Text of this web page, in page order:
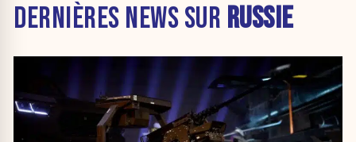
DERNIÈRES NEWS SUR RUSSIE